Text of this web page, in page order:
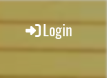
Login